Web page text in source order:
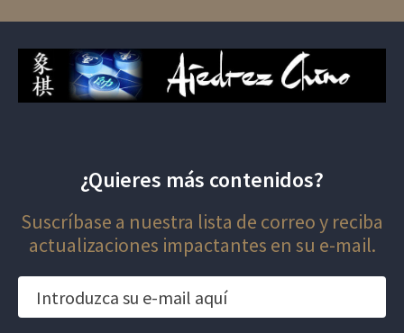
¿Quieres más contenidos?
Suscríbase a nuestra lista de correo y reciba
actualizaciones impactantes en su e-mail.